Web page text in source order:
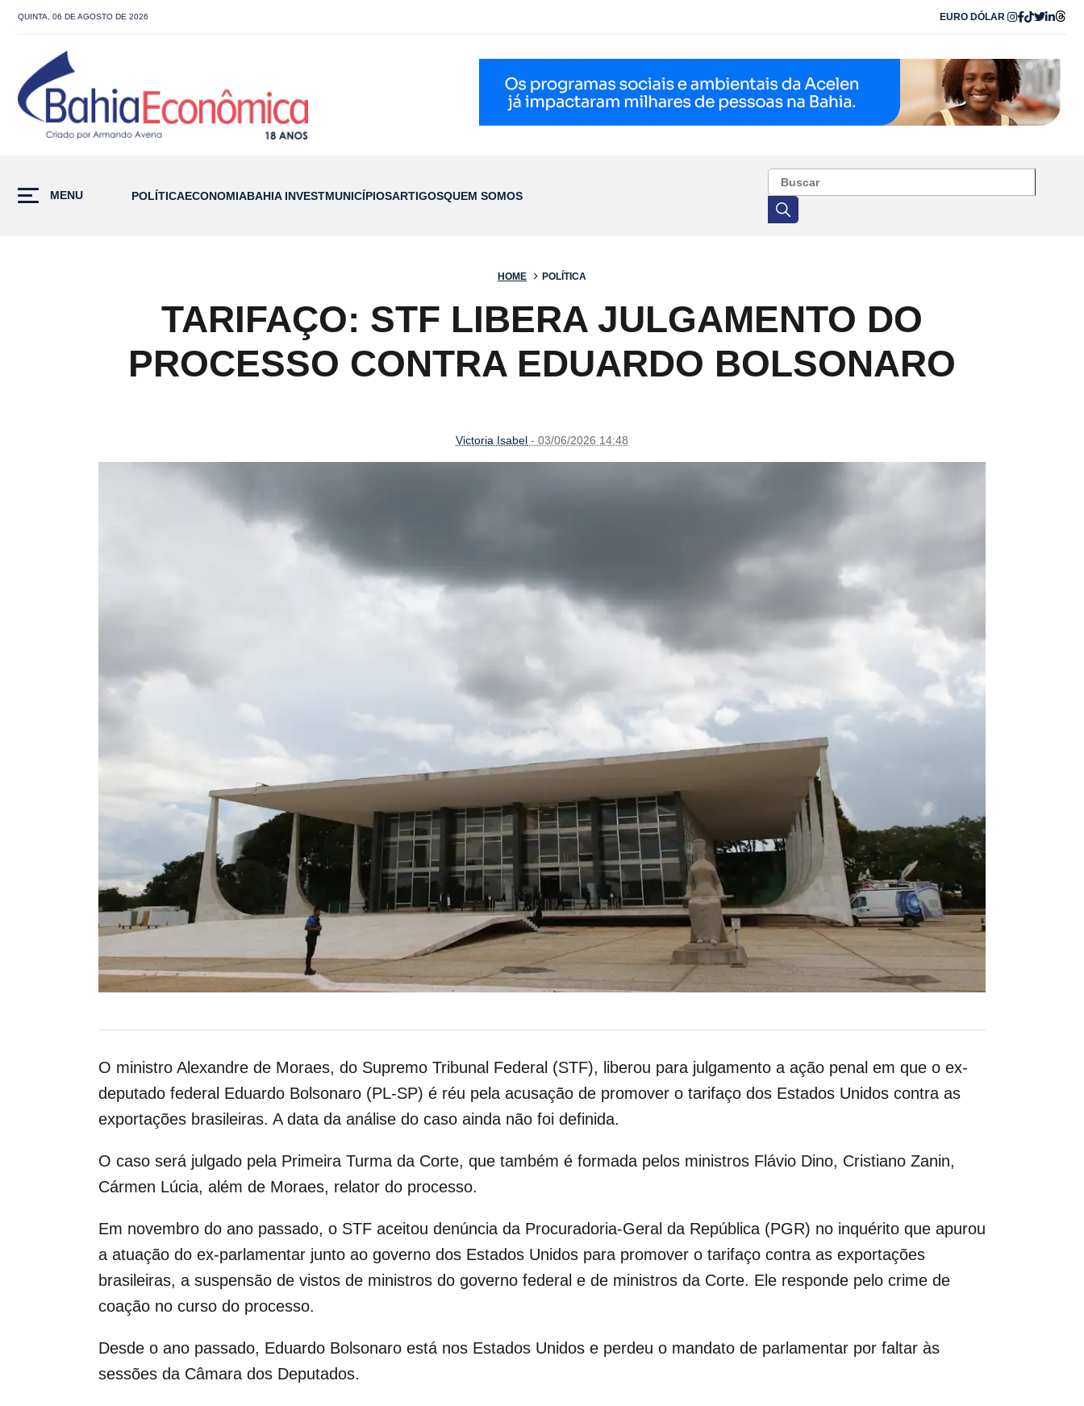
QUINTA, 06 DE AGOSTO DE 2026 EURO DÓLAR
MENU POLÍTICAECONOMIABAHIA INVESTMUNICÍPIOSARTIGOSQUEM SOMOS
HOME POLÍTICA
TARIFAÇO: STF LIBERA JULGAMENTO DO
PROCESSO CONTRA EDUARDO BOLSONARO
Victoria Isabel - 03/06/2026 14:48
O ministro Alexandre de Moraes, do Supremo Tribunal Federal (STF), liberou para julgamento a ação penal em que o ex-
deputado federal Eduardo Bolsonaro (PL-SP) é réu pela acusação de promover o tarifaço dos Estados Unidos contra as
exportações brasileiras. A data da análise do caso ainda não foi definida.
O caso será julgado pela Primeira Turma da Corte, que também é formada pelos ministros Flávio Dino, Cristiano Zanin,
Cármen Lúcia, além de Moraes, relator do processo.
Em novembro do ano passado, o STF aceitou denúncia da Procuradoria-Geral da República (PGR) no inquérito que apurou
a atuação do ex-parlamentar junto ao governo dos Estados Unidos para promover o tarifaço contra as exportações
brasileiras, a suspensão de vistos de ministros do governo federal e de ministros da Corte. Ele responde pelo crime de
coação no curso do processo.
Desde o ano passado, Eduardo Bolsonaro está nos Estados Unidos e perdeu o mandato de parlamentar por faltar às
sessões da Câmara dos Deputados.